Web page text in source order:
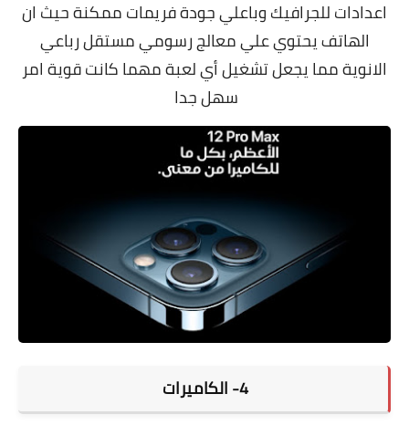
اعدادات للجرافيك وباعلي جودة فريمات ممكنة حيث ان
الهاتف يحتوي علي معالج رسومي مستقل رباعي
الانوية مما يجعل تشغيل أي لعبة مهما كانت قوية امر
سهل جدا
4- الكاميرات